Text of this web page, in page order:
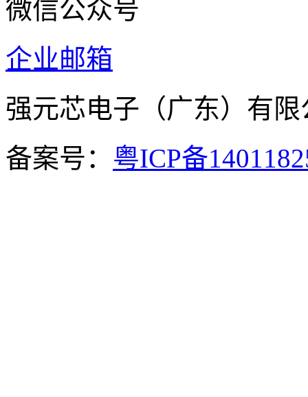
微信公众号
企业邮箱
强元芯电子（广东）
备案号： 粤ICP备